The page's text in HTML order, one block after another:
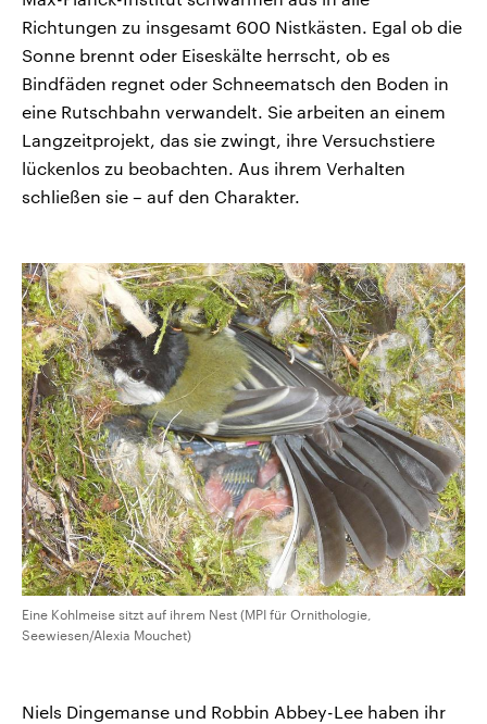
Richtungen zu insgesamt 600 Nistkästen. Egal ob die
Sonne brennt oder Eiseskälte herrscht, ob es
Bindfäden regnet oder Schneematsch den Boden in
eine Rutschbahn verwandelt. Sie arbeiten an einem
Langzeitprojekt, das sie zwingt, ihre Versuchstiere
lückenlos zu beobachten. Aus ihrem Verhalten
schließen sie – auf den Charakter.
Eine Kohlmeise sitzt auf ihrem Nest (MPI für Ornithologie,
Seewiesen/Alexia Mouchet)
Niels Dingemanse und Robbin Abbey-Lee haben ihr